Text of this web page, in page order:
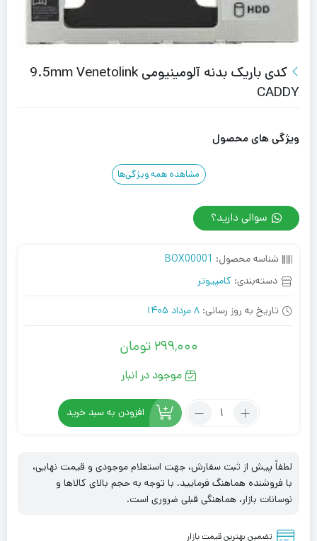
کدی باریک بدنه آلومینیومی 9.5mm Venetolink
CADDY
ویژگی های محصول
مشاهده همه ویژگی‌ها
سوالی دارید؟
شناسه محصول: BOX00001
دسته‌بندی: کامپیوتر
تاریخ به روز رسانی: 8 مرداد 1405
299,000 تومان
موجود در انبار
تعداد:
آلومینیومی
9.5mm
Venetolink
افزودن به سبد خرید
لطفاً پیش از ثبت سفارش، جهت استعلام موجودی و قیمت نهایی،
با فروشنده هماهنگ فرمایید. با توجه به حجم بالای کالاها و
نوسانات بازار، هماهنگی قبلی ضروری است.
تضمین بهترین قیمت بازار